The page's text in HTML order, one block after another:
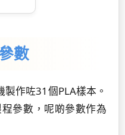
數
作咗31個PLA樣本。
參數，呢啲參數作為